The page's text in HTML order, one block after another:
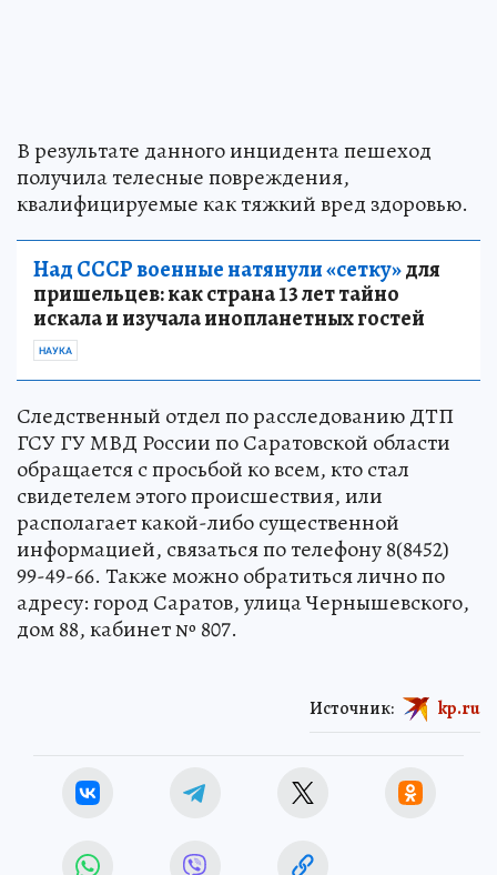
В результате данного инцидента пешеход
получила телесные повреждения,
квалифицируемые как тяжкий вред здоровью.
Над СССР военные натянули «сетку»для
пришельцев: как страна 13 лет тайно
искала и изучала инопланетных гостей
НАУКА
Следственный отдел по расследованию ДТП
ГСУ ГУ МВД России по Саратовской области
обращается с просьбой ко всем, кто стал
свидетелем этого происшествия, или
располагает какой-либо существенной
информацией, связаться по телефону 8(8452)
99-49-66. Также можно обратиться лично по
адресу: город Саратов, улица Чернышевского,
дом 88, кабинет № 807.
Источник: kp.ru